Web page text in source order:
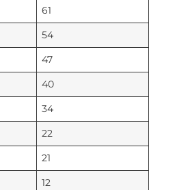
61
54
47
40
34
22
21
12